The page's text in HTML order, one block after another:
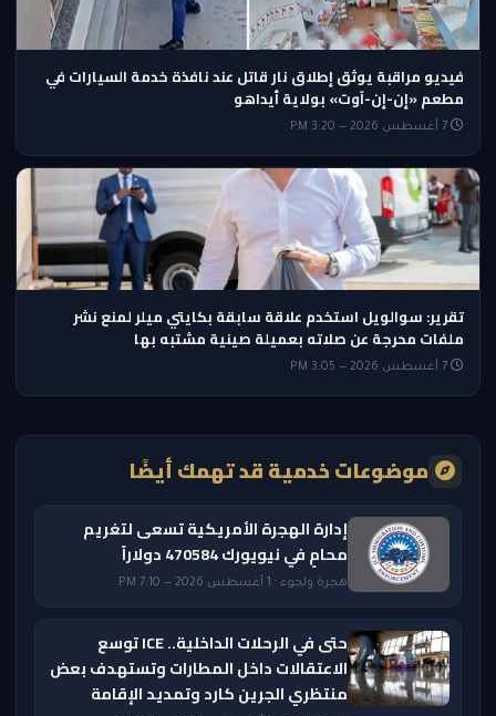
فيديو مراقبة يوثق إطلاق نار قاتل عند نافذة خدمة السيارات في
مطعم «إن-إن-آوت» بولاية أيداهو
تقرير: سوالويل استخدم علاقة سابقة بكايتي ميلر لمنع نشر
ملفات محرجة عن صلاته بعميلة صينية مشتبه بها
موضوعات خدمية قد تهمك أيضًا
إدارة الهجرة الأمريكية تسعى لتغريم
محامٍ في نيويورك 470584 دولاراً
هجرة ولجوء · 1 أغسطس 2026 — 7:10 PM
حتى في الرحلات الداخلية.. ICE توسع
الاعتقالات داخل المطارات وتستهدف بعض
منتظري الجرين كارد وتمديد الإقامة